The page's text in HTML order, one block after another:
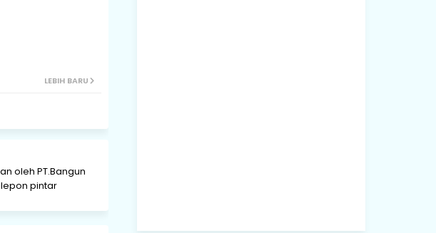
LEBIH BARU
oleh PT.Bangun
pintar